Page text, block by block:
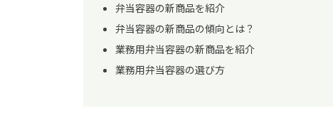
弁当容器の新商品を紹介
弁当容器の新商品の傾向とは？
業務用弁当容器の新商品を紹介
業務用弁当容器の選び方